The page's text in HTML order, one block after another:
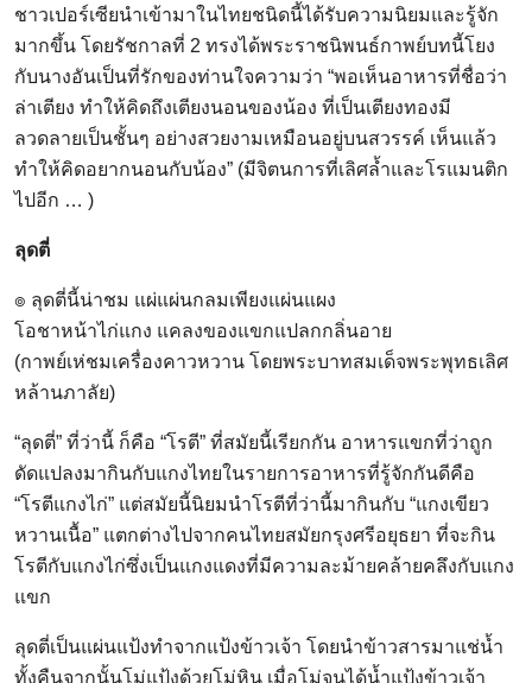
ชาวเปอร์เซียนำเข้ามาในไทยชนิดนี้ได้รับความนิยมและรู้จัก
มากขึ้น โดยรัชกาลที่ 2 ทรงได้พระราชนิพนธ์กาพย์บทนี้โยง
กับนางอันเป็นที่รักของท่านใจความว่า “พอเห็นอาหารที่ชื่อว่า
ล่าเตียง ทำให้คิดถึงเตียงนอนของน้อง ที่เป็นเตียงทองมี
ลวดลายเป็นชั้นๆ อย่างสวยงามเหมือนอยู่บนสวรรค์ เห็นแล้ว
ทำให้คิดอยากนอนกับน้อง” (มีจิตนการที่เลิศล้ำและโรแมนติก
ไปอีก … )
ลุดตี่
๏ ลุดตี่นี้น่าชม แผ่แผ่นกลมเพียงแผ่นแผง
โอชาหน้าไก่แกง แคลงของแขกแปลกกลิ่นอาย
(กาพย์เห่ชมเครื่องคาวหวาน โดยพระบาทสมเด็จพระพุทธเลิศ
หล้านภาลัย)
“ลุดตี่” ที่ว่านี้ ก็คือ “โรตี” ที่สมัยนี้เรียกกัน อาหารแขกที่ว่าถูก
ดัดแปลงมากินกับแกงไทยในรายการอาหารที่รู้จักกันดีคือ
“โรตีแกงไก่” แต่สมัยนี้นิยมนำโรตีที่ว่านี้มากินกับ “แกงเขียว
หวานเนื้อ” แตกต่างไปจากคนไทยสมัยกรุงศรีอยุธยา ที่จะกิน
โรตีกับแกงไก่ซึ่งเป็นแกงแดงที่มีความละม้ายคล้ายคลึงกับแกง
แขก
ลุดตี่เป็นแผ่นแป้งทำจากแป้งข้าวเจ้า โดยนำข้าวสารมาแช่น้ำ
ทั้งคืนจากนั้นโม่แป้งด้วยโม่หิน เมื่อโม่จนได้น้ำแป้งข้าวเจ้า